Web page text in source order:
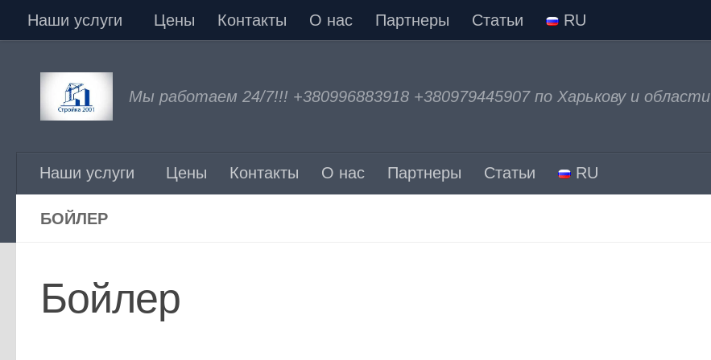
Перейти к содержимому
Наши услуги Цены Контакты О нас Партнеры Статьи RU
Мы работаем 24/7!!! +380996883918 +380979445907 по Харькову и области
Наши услуги Цены Контакты О нас Партнеры Статьи RU
БОЙЛЕР
Бойлер